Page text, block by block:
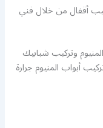
أقفال من خلال فني
وتركيب شبابيك
أبواب المنيوم جرارة